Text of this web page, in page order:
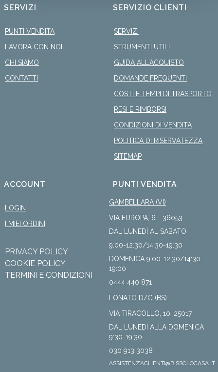
SERVIZI
PUNTI VENDITA
LAVORA CON NOI
CHI SIAMO
CONTATTI
SERVIZIO CLIENTI
SERVIZI
STRUMENTI UTILI
GUIDA ALL'ACQUISTO
DOMANDE FREQUENTI
COSTI E TEMPI DI TRASPORTO
RESI E RIMBORSI
CONDIZIONI DI VENDITA
POLITICA DI RISERVATEZZA
SITEMAP
ACCOUNT
LOGIN
I MIEI ORDINI
PRIVACY POLICY
COOKIE POLICY
TERMINI E CONDIZIONI
PUNTI VENDITA
GAMBELLARA (VI)
VIA EUROPA, 6 - 36053
DAL LUNEDÌ AL SABATO
9:00-12:30/14:30-19:30
DOMENICA 9:00-12:30/14:30-
19:00
0444 440 871
LONATO D/G (BS)
VIA TIRACOLLO, 10, 25017
DAL LUNEDÌ ALLA DOMENICA
9:30-19:30
030 913 3038
ASSISTENZACLIENTI@BISSOLOCASA.IT